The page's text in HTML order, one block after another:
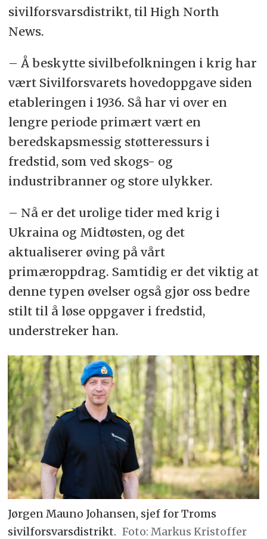
sivilforsvarsdistrikt, til High North
News.
– Å beskytte sivilbefolkningen i krig har
vært Sivilforsvarets hovedoppgave siden
etableringen i 1936. Så har vi over en
lengre periode primært vært en
beredskapsmessig støtteressurs i
fredstid, som ved skogs- og
industribranner og store ulykker.
– Nå er det urolige tider med krig i
Ukraina og Midtøsten, og det
aktualiserer øving på vårt
primæroppdrag. Samtidig er det viktig at
denne typen øvelser også gjør oss bedre
stilt til å løse oppgaver i fredstid,
understreker han.
Jørgen Mauno Johansen, sjef for Troms
sivilforsvarsdistrikt.
Markus Kristoffer